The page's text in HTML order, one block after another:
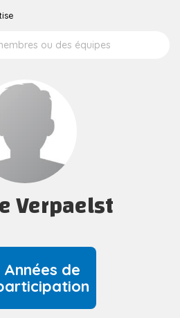
Verpaelst
Années de